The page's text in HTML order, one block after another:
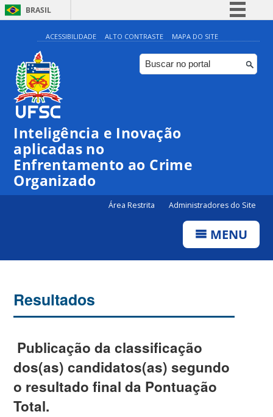
BRASIL
Simplifique!
Comunica BR
Participe
Canais
ACESSIBILIDADE ALTO CONTRASTE MAPA DO SITE
Inteligência e Inovação
aplicadas no
Enfrentamento ao Crime
Organizado
Área Restrita Administradores do Site
MENU
Resultados
Publicação da classificação
dos(as) candidatos(as) segundo
o resultado final da Pontuação
Total.